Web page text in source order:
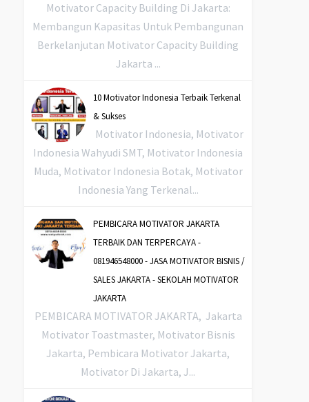
Motivator Capacity Building Di Jakarta:
Membangun Kapasitas Untuk Pembangunan
Berkelanjutan Motivator Capacity Building
Jakarta ...
10 Motivator Indonesia Terbaik Terkenal
& Sukses
Motivator Indonesia, Motivator
Indonesia Wahyudi SMT, Motivator Indonesia
Muda, Motivator Indonesia Botak, Motivator
Indonesia Yang Terkenal...
PEMBICARA MOTIVATOR JAKARTA
TERBAIK DAN TERPERCAYA -
081946548000 - JASA MOTIVATOR BISNIS /
SALES JAKARTA - SEKOLAH MOTIVATOR
JAKARTA
PEMBICARA MOTIVATOR JAKARTA, Jakarta
Motivator Toastmaster, Motivator Bisnis
Jakarta, Pembicara Motivator Jakarta,
Motivator Di Jakarta, J...